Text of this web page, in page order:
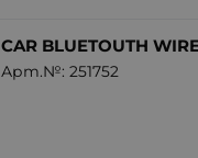
CAR BLUETOUTH
Арт.№: 251752